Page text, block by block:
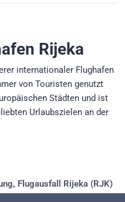
Rijeka
internationaler Flughafen
von Touristen genutzt
Städten und ist
Urlaubszielen an der
Flugausfall Rijeka (RJK)